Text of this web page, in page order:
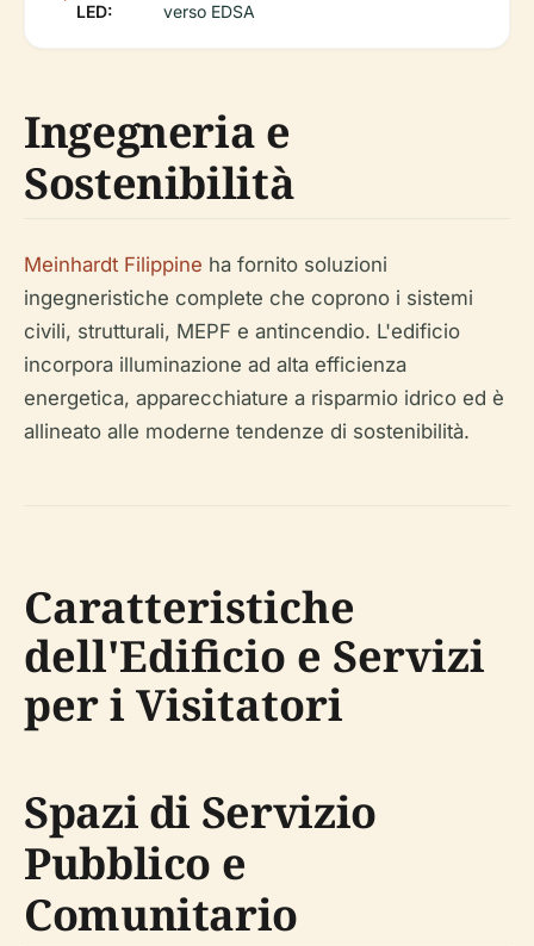
LED:
verso EDSA
Ingegneria e
Sostenibilità
Meinhardt Filippine ha fornito soluzioni
ingegneristiche complete che coprono i sistemi
civili, strutturali, MEPF e antincendio. L'edificio
incorpora illuminazione ad alta efficienza
energetica, apparecchiature a risparmio idrico ed è
allineato alle moderne tendenze di sostenibilità.
Caratteristiche
dell'Edificio e Servizi
per i Visitatori
Spazi di Servizio
Pubblico e
Comunitario